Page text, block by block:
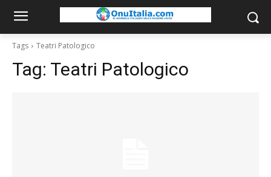
Tags Teatri Patologico
Tag: Teatri Patologico